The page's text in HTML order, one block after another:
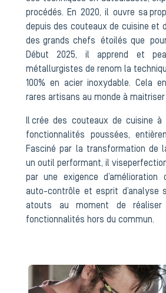
procédés. En 2020, il ouvre sa
depuis des couteaux de cuisine et
des grands chefs étoilés que
Début 2025, il apprend et
métallurgistes de renom la
100% en acier inoxydable. Cela
rares artisans au monde à
Il crée des couteaux de cuisine à
fonctionnalités poussées,
Fasciné par la transformation de
un outil performant, il vise
par une exigence d’amélioration
auto-contrôle et esprit d’analyse
atouts au moment de
fonctionnalités hors du commun.